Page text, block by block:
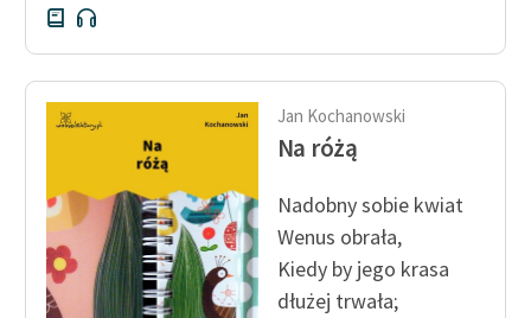
Jan Kochanowski
Na różą
Nadobny sobie kwiat
Wenus obrała,
Kiedy by jego krasa
dłużej trwała;